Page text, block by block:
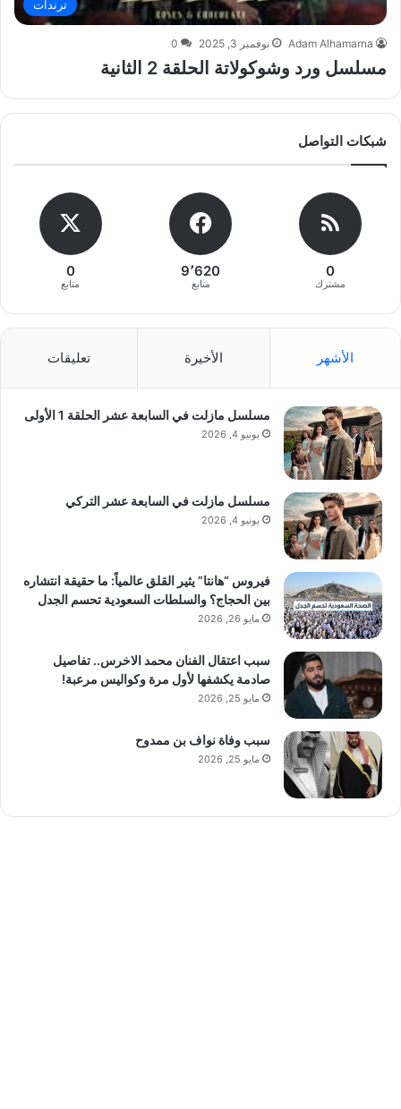
ترندات
Adam Alhamarna نوفمبر 3, 2025 0
مسلسل ورد وشوكولاتة الحلقة 2 الثانية
شبكات التواصل
0
مشترك
9٬620
متابع
0
متابع
الأشهر الأخيرة تعليقات
مسلسل مازلت في السابعة عشر الحلقة 1 الأولى
يونيو 4, 2026
مسلسل مازلت في السابعة عشر التركي
يونيو 4, 2026
فيروس “هانتا” يثير القلق عالمياً: ما حقيقة انتشاره
بين الحجاج؟ والسلطات السعودية تحسم الجدل
مايو 26, 2026
سبب اعتقال الفنان محمد الاخرس.. تفاصيل
صادمة يكشفها لأول مرة وكواليس مرعبة!
مايو 25, 2026
سبب وفاة نواف بن ممدوح
مايو 25, 2026